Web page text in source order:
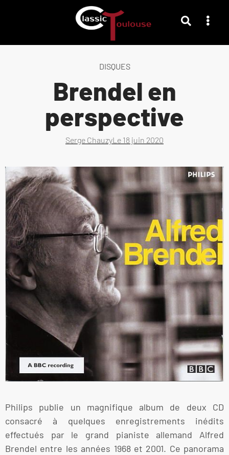
DISQUES
Brendel en
perspective
Serge ChauzyLe 18 juin 2020
Philips publie un magnifique album de deux CD
consacré à quelques enregistrements inédits
effectués par le grand pianiste allemand Alfred
Brendel entre les années 1968 et 2001. Ce panorama